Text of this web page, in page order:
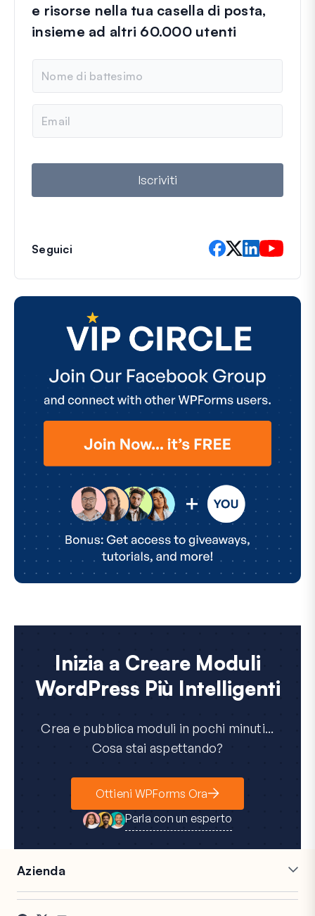
e risorse nella tua casella di posta,
insieme ad altri 60.000 utenti
m
e
a
l
Iscriviti
Seguici
Inizia a Creare Moduli
WordPress Più Intelligenti
Crea e pubblica moduli in pochi minuti...
Cosa stai aspettando?
Ottieni WPForms Ora
Parla con un esperto
Azienda
Carriere
Affiliati